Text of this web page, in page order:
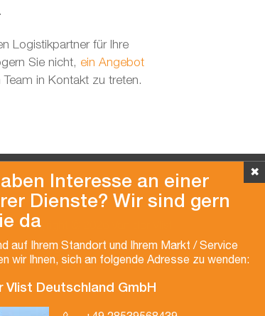
Logistikpartner für Ihre
Sie nicht, ein Angebot
in Kontakt zu treten.
✖
Interesse an einer
Dienste? Wir sind gern
da
auf Ihrem Standort und Ihrem Markt / Service
wir Ihnen, sich an folgende Adresse zu wenden:
Vlist Deutschland GmbH
Copyright © 2026 Van der Vlist